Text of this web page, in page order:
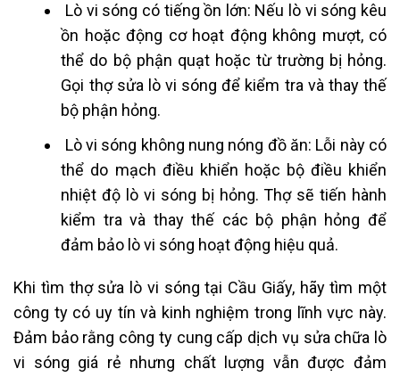
Lò vi sóng có tiếng ồn lớn: Nếu lò vi sóng kêu
ồn hoặc động cơ hoạt động không mượt, có
thể do bộ phận quạt hoặc từ trường bị hỏng.
Gọi thợ sửa lò vi sóng để kiểm tra và thay thế
bộ phận hỏng.
Lò vi sóng không nung nóng đồ ăn: Lỗi này có
thể do mạch điều khiển hoặc bộ điều khiển
nhiệt độ lò vi sóng bị hỏng. Thợ sẽ tiến hành
kiểm tra và thay thế các bộ phận hỏng để
đảm bảo lò vi sóng hoạt động hiệu quả.
Khi tìm thợ sửa lò vi sóng tại Cầu Giấy, hãy tìm một
công ty có uy tín và kinh nghiệm trong lĩnh vực này.
Đảm bảo rằng công ty cung cấp dịch vụ sửa chữa lò
vi sóng giá rẻ nhưng chất lượng vẫn được đảm